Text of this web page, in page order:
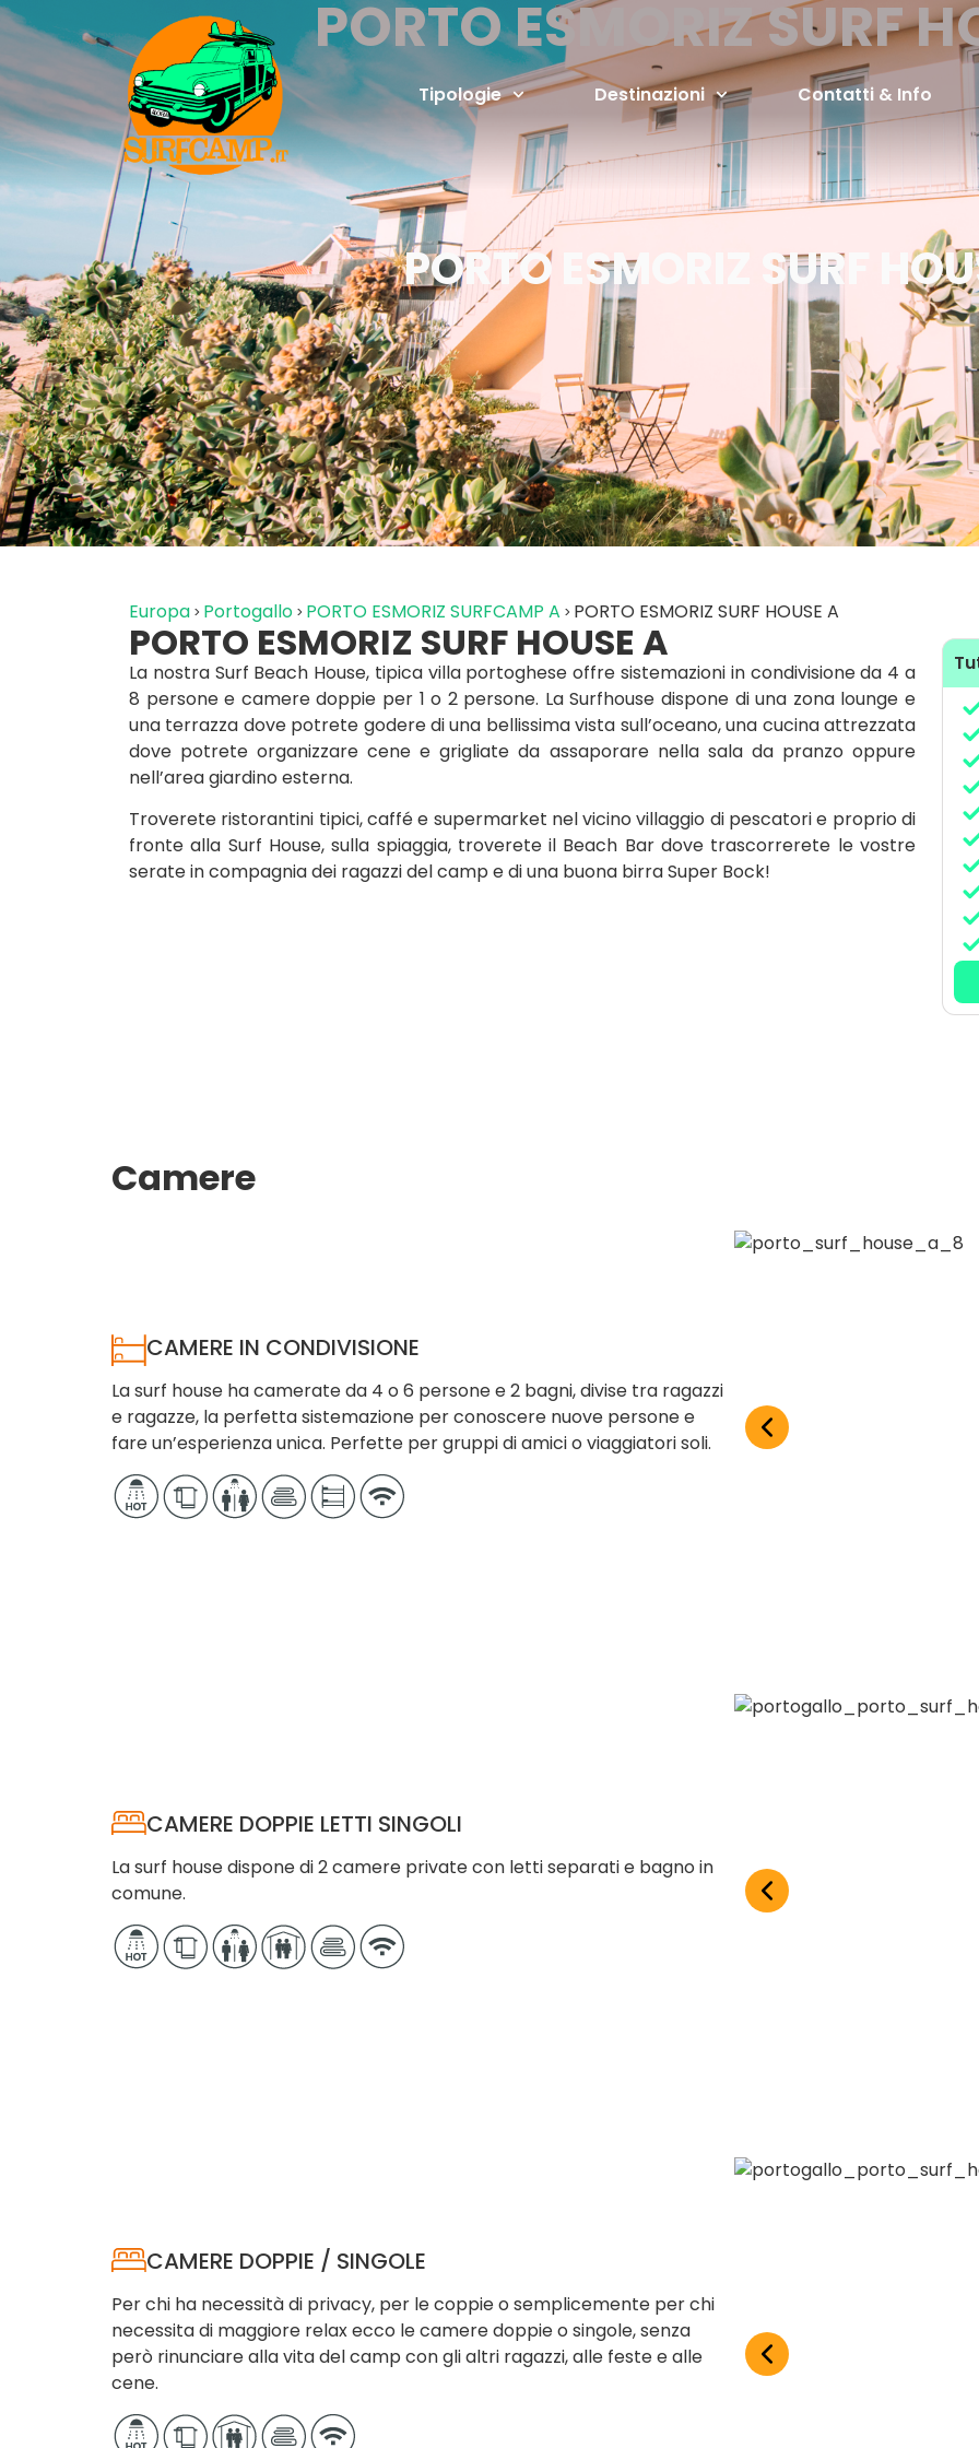
Tipologie Destinazioni Contatti & Info
PORTO ESMORIZ SURF
PORTO ESMORIZ SURF
Europa Portogallo PORTO ESMORIZ SURFCAMP A PORTO ESMORIZ SURF HOUSE A
PORTO ESMORIZ SURF HOUSE A
La nostra Surf Beach House, tipica villa portoghese offre sistemazioni in condivisione da 4 a
8 persone e camere doppie per 1 o 2 persone. La Surfhouse dispone di una zona lounge e
una terrazza dove potrete godere di una bellissima vista sull’oceano, una cucina attrezzata
dove potrete organizzare cene e grigliate da assaporare nella sala da pranzo oppure
nell’area giardino esterna.
Troverete ristorantini tipici, caffé e supermarket nel vicino villaggio di pescatori e proprio di
fronte alla Surf House, sulla spiaggia, troverete il Beach Bar dove trascorrerete le vostre
serate in compagnia dei ragazzi del camp e di una buona birra Super Bock!
Camere
CAMERE IN CONDIVISIONE
La surf house ha camerate da 4 o 6 persone e 2 bagni, divise tra ragazzi
e ragazze, la perfetta sistemazione per conoscere nuove persone e
fare un’esperienza unica. Perfette per gruppi di amici o viaggiatori soli.
CAMERE DOPPIE LETTI SINGOLI
La surf house dispone di 2 camere private con letti separati e bagno in
comune.
CAMERE DOPPIE / SINGOLE
Per chi ha necessità di privacy, per le coppie o semplicemente per chi
necessita di maggiore relax ecco le camere doppie o singole, senza
però rinunciare alla vita del camp con gli altri ragazzi, alle feste e alle
cene.